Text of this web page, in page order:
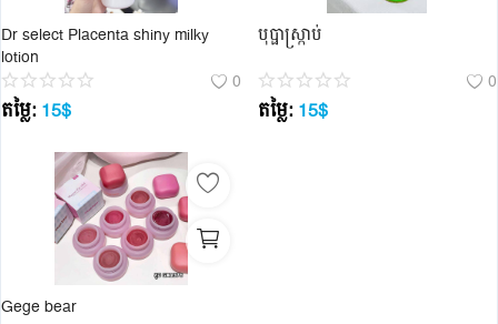
Dr select Placenta shiny milky
lotion
0
តម្លៃ: 15$
បុប្ផាស្រ្កាប់
0
តម្លៃ: 15$
Gege bear